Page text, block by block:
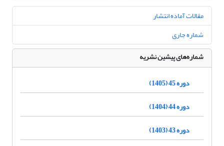
مقالات آماده انتشار
شماره جاری
شماره‌های پیشین نشریه
دوره 45 (1405)
دوره 44 (1404)
دوره 43 (1403)